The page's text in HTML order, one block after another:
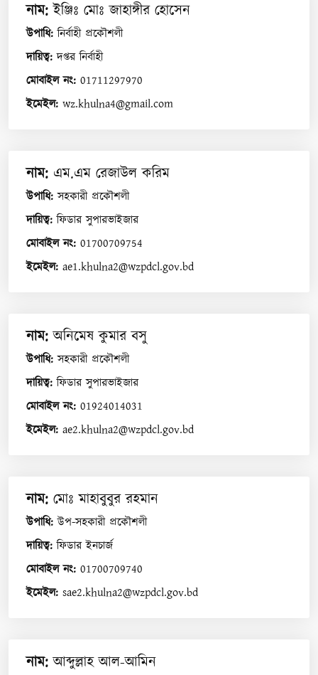
নাম:ইঞ্জিঃ মোঃ জাহাঙ্গীর হোসেন
উপাধি:নির্বাহী প্রকৌশলী
দায়িত্ব:দপ্তর নির্বাহী
মোবাইল নং: 01711297970
ইমেইল: wz.khulna4@gmail.com
নাম: এম.এম রেজাউল করিম
উপাধি:সহকারী প্রকৌশলী
দায়িত্ব:ফিডার সুপারভাইজার
মোবাইল নং: 01700709754
ইমেইল: ae1.khulna2@wzpdcl.gov.bd
নাম:অনিমেষ কুমার বসু
উপাধি:সহকারী প্রকৌশলী
দায়িত্ব:ফিডার সুপারভাইজার
মোবাইল নং: 01924014031
ইমেইল: ae2.khulna2@wzpdcl.gov.bd
নাম: মোঃ মাহাবুবুর রহমান
উপাধি:উপ-সহকারী প্রকৌশলী
দায়িত্ব:ফিডার ইনচার্জ
মোবাইল নং: 01700709740
ইমেইল: sae2.khulna2@wzpdcl.gov.bd
নাম:আব্দুল্লাহ আল-আমিন